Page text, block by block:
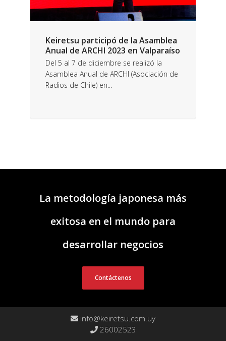
Keiretsu participó de la Asamblea
Anual de ARCHI 2023 en Valparaíso
Del 5 al 7 de diciembre se realizó la
Asamblea Anual de ARCHI (Asociación de
Radios de Chile) en...
La metodología japonesa más
exitosa en el mundo para
desarrollar negocios
Contáctenos
info@keiretsu.com.uy
26002523